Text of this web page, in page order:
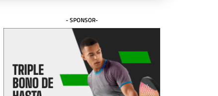
- SPONSOR-